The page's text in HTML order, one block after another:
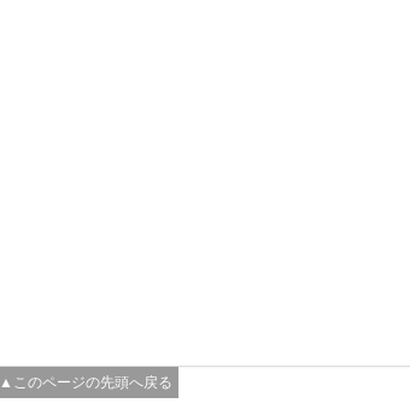
▲このページの先頭へ戻る